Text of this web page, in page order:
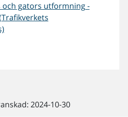
och gators utformning -
2024-10-30